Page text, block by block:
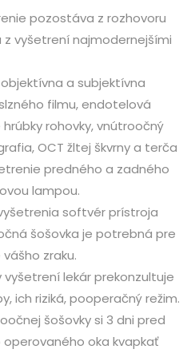
pozostáva z rozhovoru
vyšetrení najmodernejšími
a subjektívna
filmu, endotelová
rohovky, vnútroočný
OCT žltej škvrny a terča
predného a zadného
lampou.
softvér prístroja
šošovka je potrebná pre
zraku.
vyšetrení lekár prekonzultuje
ich riziká, pooperačný režim.
šošovky si 3 dni pred
oka kvapkať